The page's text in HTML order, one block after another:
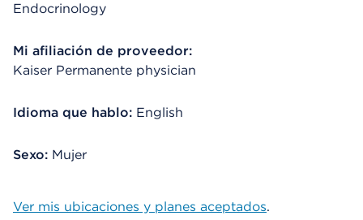
Endocrinology
Mi afiliación de proveedor:
Kaiser Permanente physician
Idioma que hablo: English
Sexo: Mujer
Ver mis ubicaciones y planes aceptados.